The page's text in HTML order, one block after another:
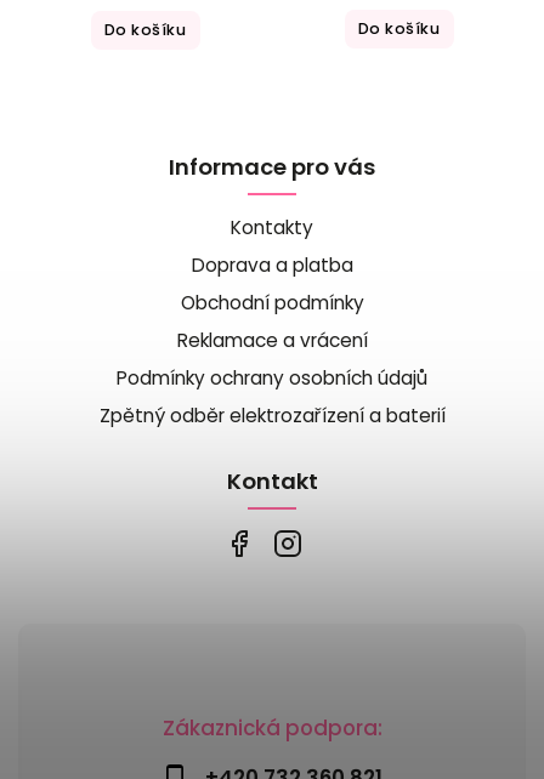
Do košíku Do košíku
Zákaznická podpora:
Informace pro vás
Kontakty
Doprava a platba
Obchodní podmínky
Reklamace a vrácení
Podmínky ochrany osobních údajů
Zpětný odběr elektrozařízení a baterií
Kontakt